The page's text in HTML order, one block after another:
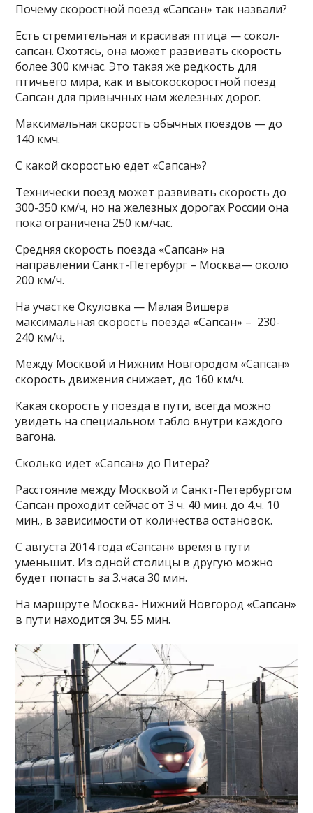
Почему скоростной поезд «Сапсан» так назвали?
Есть стремительная и красивая птица — сокол-
сапсан. Охотясь, она может развивать скорость
более 300 кмчас. Это такая же редкость для
птичьего мира, как и высокоскоростной поезд
Сапсан для привычных нам железных дорог.
Максимальная скорость обычных поездов — до
140 кмч.
С какой скоростью едет «Сапсан»?
Технически поезд может развивать скорость до
300-350 км/ч, но на железных дорогах России она
пока ограничена 250 км/час.
Средняя скорость поезда «Сапсан» на
направлении Санкт-Петербург – Москва— около
200 км/ч.
На участке Окуловка — Малая Вишера
максимальная скорость поезда «Сапсан» – 230-
240 км/ч.
Между Москвой и Нижним Новгородом «Сапсан»
скорость движения снижает, до 160 км/ч.
Какая скорость у поезда в пути, всегда можно
увидеть на специальном табло внутри каждого
вагона.
Сколько идет «Сапсан» до Питера?
Расстояние между Москвой и Санкт-Петербургом
Сапсан проходит сейчас от 3 ч. 40 мин. до 4.ч. 10
мин., в зависимости от количества остановок.
С августа 2014 года «Сапсан» время в пути
уменьшит. Из одной столицы в другую можно
будет попасть за 3.часа 30 мин.
На маршруте Москва- Нижний Новгород «Сапсан»
в пути находится 3ч. 55 мин.